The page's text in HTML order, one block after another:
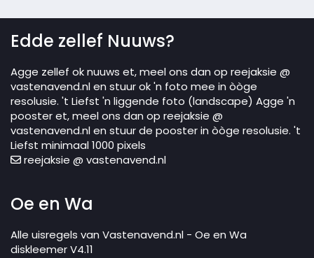
Edde zellef Nuuws?
Agge zellef ok nuuws et, meel ons dan op reejaksie @
vastenavend.nl en stuur ok 'n foto mee in òòge
resolusie. 't Liefst 'n liggende foto (landscape) Agge 'n
pooster et, meel ons dan op reejaksie @
vastenavend.nl en stuur de pooster in òòge resolusie. 't
Liefst minimaal 1000 pixels
reejaksie @ vastenavend.nl
Oe en Wa
Alle uisregels van Vastenavend.nl - Oe en Wa
diskleemer V4.11